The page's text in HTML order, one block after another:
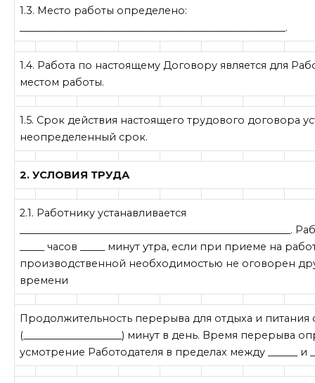
1.3. Место работы определено:
______________________________________________________.
1.4. Работа по настоящему Договору является для
местом работы.
1.5. Срок действия настоящего трудового договора
неопределенный срок.
2. УСЛОВИЯ ТРУДА
2.1. Работнику устанавливается
_____ часов _____ минут утра, если при приеме на
производственной необходимостью не оговорен
времени
Продолжительность перерыва для отдыха и питания
(____________________) минут в день. Время перерыва
усмотрение Работодателя в пределах между ______ и